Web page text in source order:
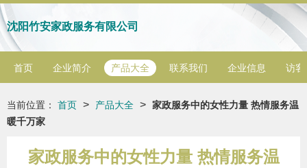
沈阳竹安家政服务有限公司
首页 企业简介 产品大全 联系我们 企业信息 访客
当前位置： 首页 > 产品大全 > 家政服务中的女性力量 热情服务温
暖千万家
家政服务中的女性力量 热情服务温